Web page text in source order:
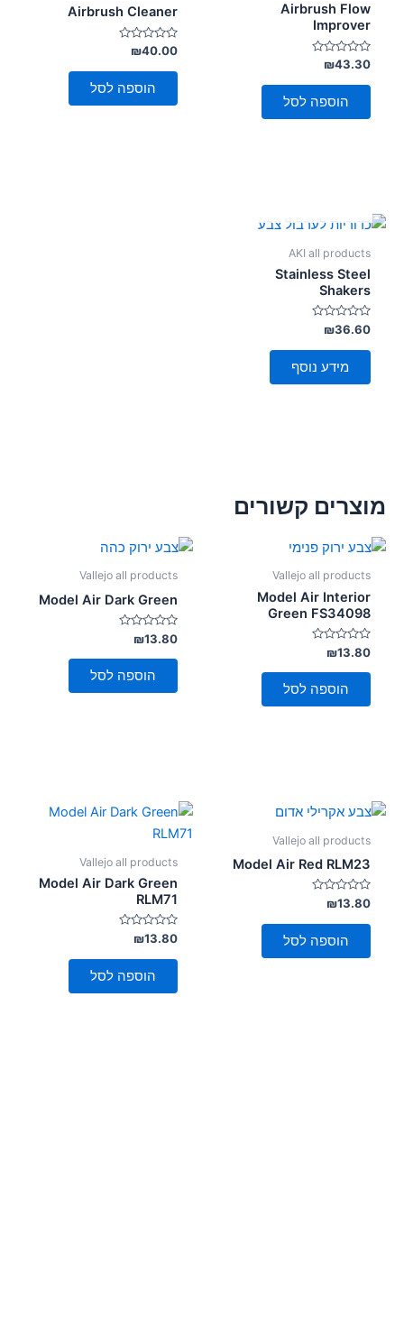
Airbrush Flow
Improver
דורג
0
מתוך
₪43.30
הוספה לסל
Airbrush Cleaner
דורג
0
מתוך
₪40.00
הוספה לסל
AKI all products
Stainless Steel
Shakers
דורג
0
מתוך
₪36.60
מידע נוסף
מוצרים קשורים
Vallejo all products
Model Air Interior
Green FS34098
דורג
0
מתוך
₪13.80
הוספה לסל
Vallejo all products
Model Air Dark Green
דורג
0
מתוך
₪13.80
הוספה לסל
Vallejo all products
Model Air Red RLM23
דורג
0
מתוך
₪13.80
הוספה לסל
Vallejo all products
Model Air Dark Green
RLM71
דורג
0
מתוך
₪13.80
הוספה לסל